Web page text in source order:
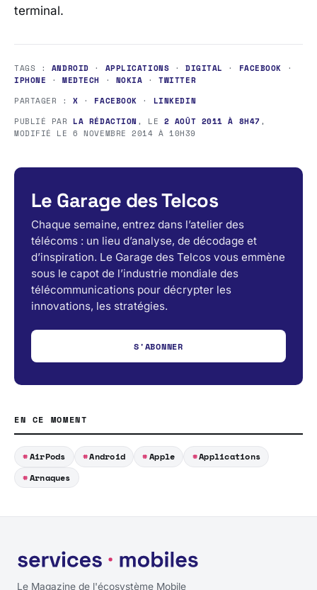
terminal.
TAGS : ANDROID · APPLICATIONS · DIGITAL · FACEBOOK ·
IPHONE ·MEDTECH · NOKIA ·TWITTER
PARTAGER :X · FACEBOOK · LINKEDIN
PUBLIÉ PAR LA RÉDACTION , LE 2 AOÛT 2011 À 8H47 ,
MODIFIÉ LE6 NOVEMBRE 2014 À 10H39
Le Garage des Telcos
Chaque semaine, entrez dans l’atelier des
télécoms : un lieu d’analyse, de décodage et
d’inspiration. Le Garage des Telcos vous emmène
sous le capot de l’industrie mondiale des
télécommunications pour décrypter les
innovations, les stratégies.
S'ABONNER
EN CE MOMENT
AirPods Android Apple
Applications
Arnaques
Le Magazine de l'écosystème Mobile